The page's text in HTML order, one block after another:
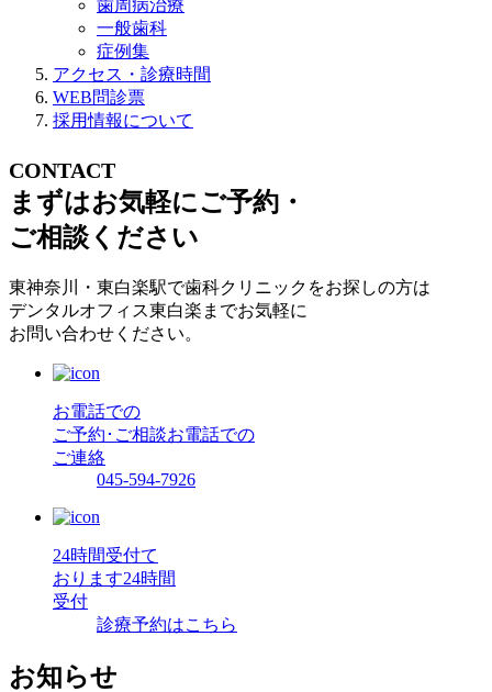
歯周病治療
一般歯科
症例集
アクセス・診療時間
WEB問診票
採用情報について
CONTACT
まずはお気軽にご予約・
ご相談ください
東神奈川・東白楽駅で歯科クリニックをお探しの方は
デンタルオフィス東白楽までお気軽に
お問い合わせください。
お電話での
ご予約･ご相談お電話での
ご連絡
045-594-7926
24時間受付て
おります24時間
受付
診療予約はこちら
お知らせ